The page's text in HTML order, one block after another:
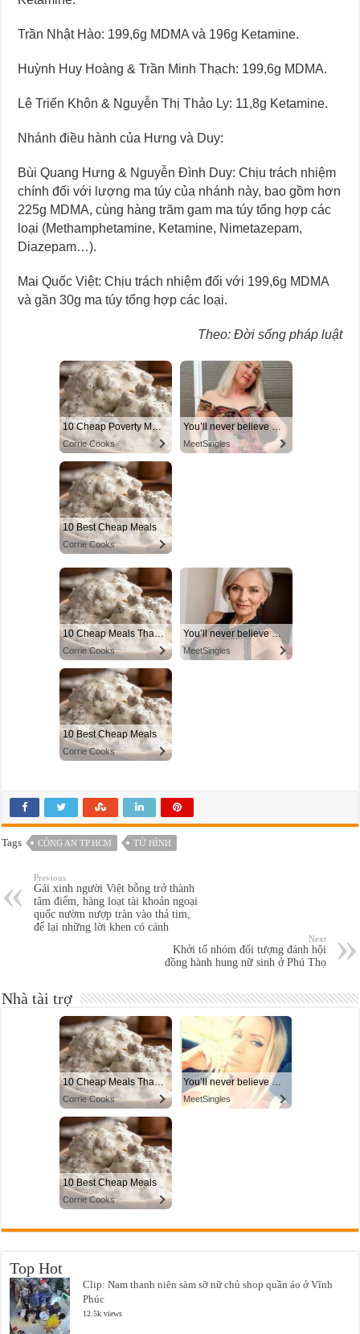
Trần Nhật Hào: 199,6g MDMA và 196g Ketamine.
Huỳnh Huy Hoàng & Trần Minh Thạch: 199,6g MDMA.
Lê Triển Khôn & Nguyễn Thị Thảo Ly: 11,8g Ketamine.
Nhánh điều hành của Hưng và Duy:
Bùi Quang Hưng & Nguyễn Đình Duy: Chịu trách nhiệm
chính đối với lượng ma túy của nhánh này, bao gồm hơn
225g MDMA, cùng hàng trăm gam ma túy tổng hợp các
loại (Methamphetamine, Ketamine, Nimetazepam,
Diazepam…).
Mai Quốc Việt: Chịu trách nhiệm đối với 199,6g MDMA
và gần 30g ma túy tổng hợp các loại.
Theo: Đời sống pháp luật
Tags CÔNG AN TP.HCM TỬ HÌNH
Previous
Gái xinh người Việt bỗng trở thành
tâm điểm, hàng loạt tài khoản ngoại
quốc nườm nượp tràn vào thả tim,
để lại những lời khen có cánh
Next
Khởi tố nhóm đối tượng đánh hội
đồng hành hung nữ sinh ở Phú Thọ
Nhà tài trợ
Top Hot
Clip: Nam thanh niên sàm sỡ nữ chủ shop quần áo ở Vĩnh
Phúc
12.5k views